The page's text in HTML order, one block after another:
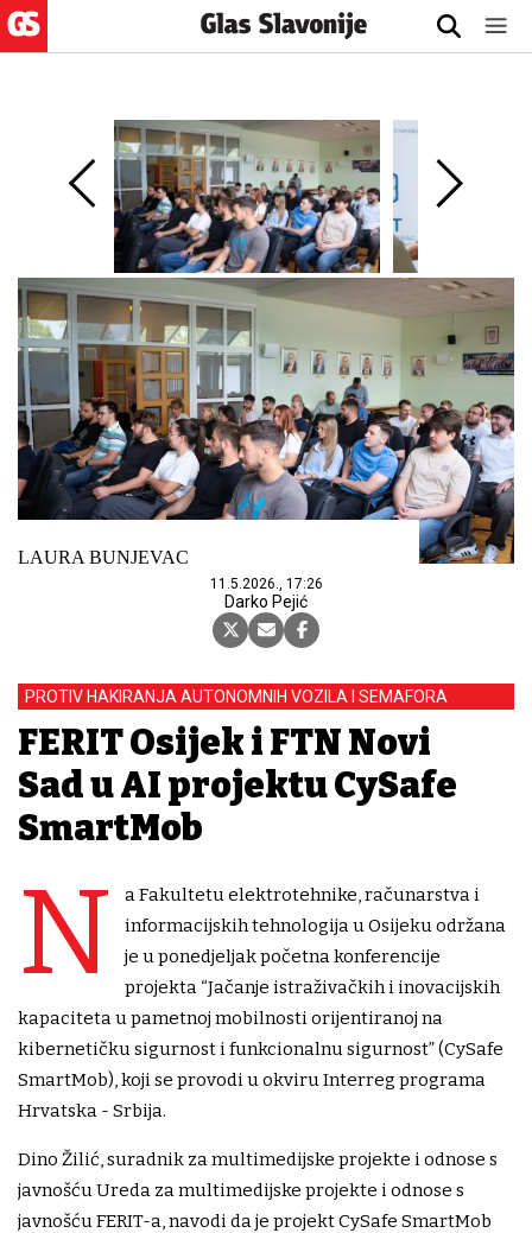
LAURA BUNJEVAC
11.5.2026., 17:26
Darko Pejić
PROTIV HAKIRANJA AUTONOMNIH VOZILA I SEMAFORA
FERIT Osijek i FTN Novi
Sad u AI projektu CySafe
SmartMob
N
a Fakultetu elektrotehnike, računarstva i
informacijskih tehnologija u Osijeku održana
je u ponedjeljak početna konferencije
projekta “Jačanje istraživačkih i inovacijskih
kapaciteta u pametnoj mobilnosti orijentiranoj na
kibernetičku sigurnost i funkcionalnu sigurnost” (CySafe
SmartMob), koji se provodi u okviru Interreg programa
Hrvatska - Srbija.
Dino Žilić, suradnik za multimedijske projekte i odnose s
javnošću Ureda za multimedijske projekte i odnose s
javnošću FERIT-a, navodi da je projekt CySafe SmartMob